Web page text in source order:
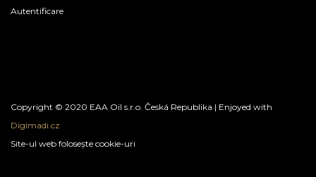
Autentificare
Copyright © 2020 EAA Oil s.r.o. Česká Republika | Enjoyed with
Digimadi.cz
Site-ul web folosește cookie-uri